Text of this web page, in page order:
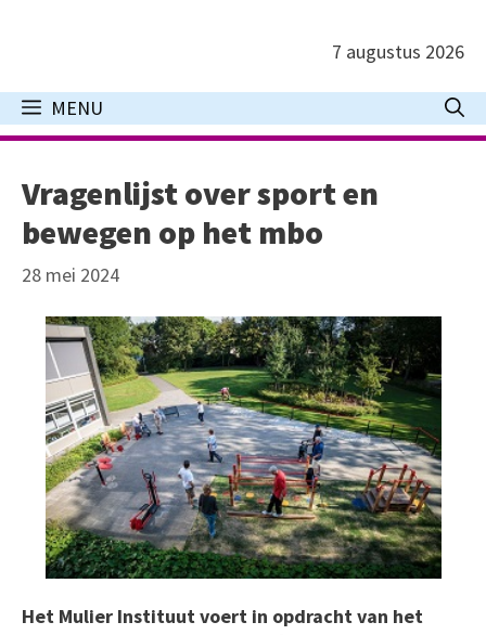
inhoud
7 augustus 2026
MENU
Vragenlijst over sport en
bewegen op het mbo
28 mei 2024
Het Mulier Instituut voert in opdracht van het